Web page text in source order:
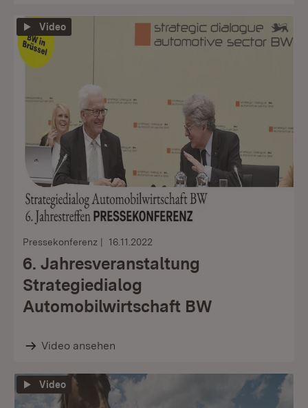
Video
Pressekonferenz 16.11.2022
6. Jahresveranstaltung
Strategiedialog
Automobilwirtschaft BW
Video ansehen
Video